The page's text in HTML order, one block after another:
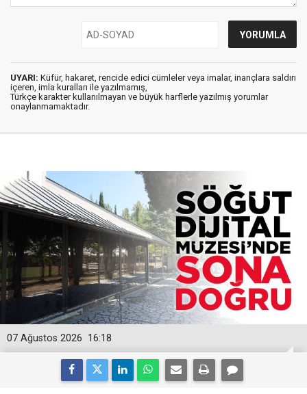
UYARI: Küfür, hakaret, rencide edici cümleler veya imalar, inançlara saldırı
içeren, imla kuralları ile yazılmamış,
Türkçe karakter kullanılmayan ve büyük harflerle yazılmış yorumlar
onaylanmamaktadır.
16:18
07 Ağustos 2026